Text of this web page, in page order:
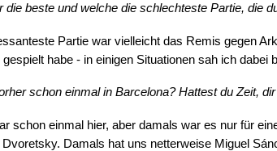
die beste und welche die schlechteste Partie, die
Partie war vielleicht das Remis gegen
habe - in einigen Situationen sah ich dabei
schon einmal in Barcelona? Hattest du Zeit,
schon einmal hier, aber damals war es nur für
Damals hat uns netterweise Miguel